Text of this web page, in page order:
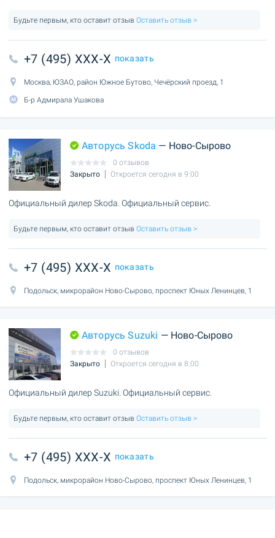
Будьте первым, кто оставит отзыв Оставить отзыв >
+7 (495) XXX-X показать
Москва, ЮЗАО, район Южное Бутово, Чечёрский проезд, 1
Б-р Адмирала Ушакова
Авторусь Skoda — Ново-Сырово
0 отзывов
Закрыто
Откроется сегодня в 9:00
Официальный дилер Skoda. Официальный сервис.
Будьте первым, кто оставит отзыв Оставить отзыв >
+7 (495) XXX-X показать
Подольск, микрорайон Ново-Сырово, проспект Юных Ленинцев, 1
Авторусь Suzuki — Ново-Сырово
0 отзывов
Закрыто
Откроется сегодня в 8:00
Официальный дилер Suzuki. Официальный сервис.
Будьте первым, кто оставит отзыв Оставить отзыв >
+7 (495) XXX-X показать
Подольск, микрорайон Ново-Сырово, проспект Юных Ленинцев, 1